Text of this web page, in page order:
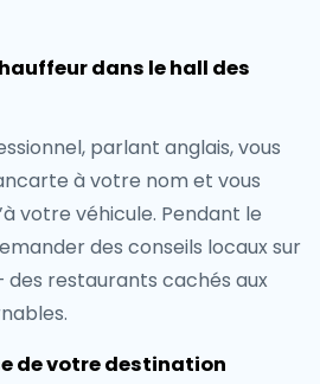
dans le hall des
parlant anglais, vous
à votre nom et vous
votre véhicule. Pendant le
des conseils locaux sur
restaurants cachés aux
de votre destination